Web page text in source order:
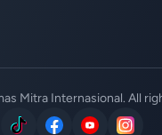
Mitra Internasional. All